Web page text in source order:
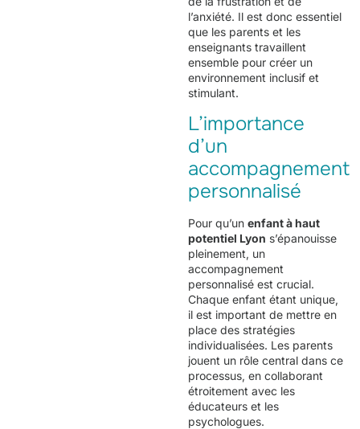
l’anxiété. Il est donc essentiel
que les parents et les
enseignants travaillent
ensemble pour créer un
environnement inclusif et
stimulant.
L’importance
d’un
accompagnement
personnalisé
Pour qu’un enfant à haut
potentiel Lyon s’épanouisse
pleinement, un
accompagnement
personnalisé est crucial.
Chaque enfant étant unique,
il est important de mettre en
place des stratégies
individualisées. Les parents
jouent un rôle central dans ce
processus, en collaborant
étroitement avec les
éducateurs et les
psychologues.